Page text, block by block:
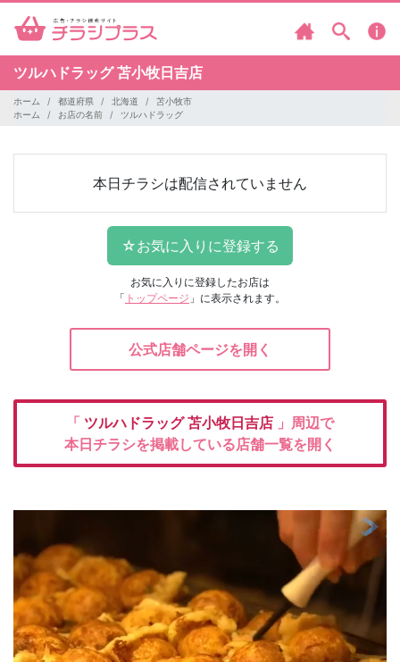
ツルハドラッグ苫小牧日吉店
ホーム 都道府県 北海道
苫小牧市
ホーム
お店の名前 ツルハドラッグ
本日チラシは配信されていません
お気に入りに登録したお店は
「 トップページ 」に表示されます。
公式店舗ページを開く
「 ツルハドラッグ苫小牧日吉店 」周辺で
本日チラシを掲載している店舗一覧を開く